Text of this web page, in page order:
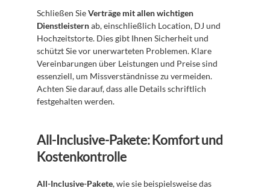
Schließen Sie Verträge mit allen wichtigen
Dienstleistern ab, einschließlich Location, DJ und
Hochzeitstorte. Dies gibt Ihnen Sicherheit und
schützt Sie vor unerwarteten Problemen. Klare
Vereinbarungen über Leistungen und Preise sind
essenziell, um Missverständnisse zu vermeiden.
Achten Sie darauf, dass alle Details schriftlich
festgehalten werden.
All-Inclusive-Pakete: Komfort und
Kostenkontrolle
All-Inclusive-Pakete